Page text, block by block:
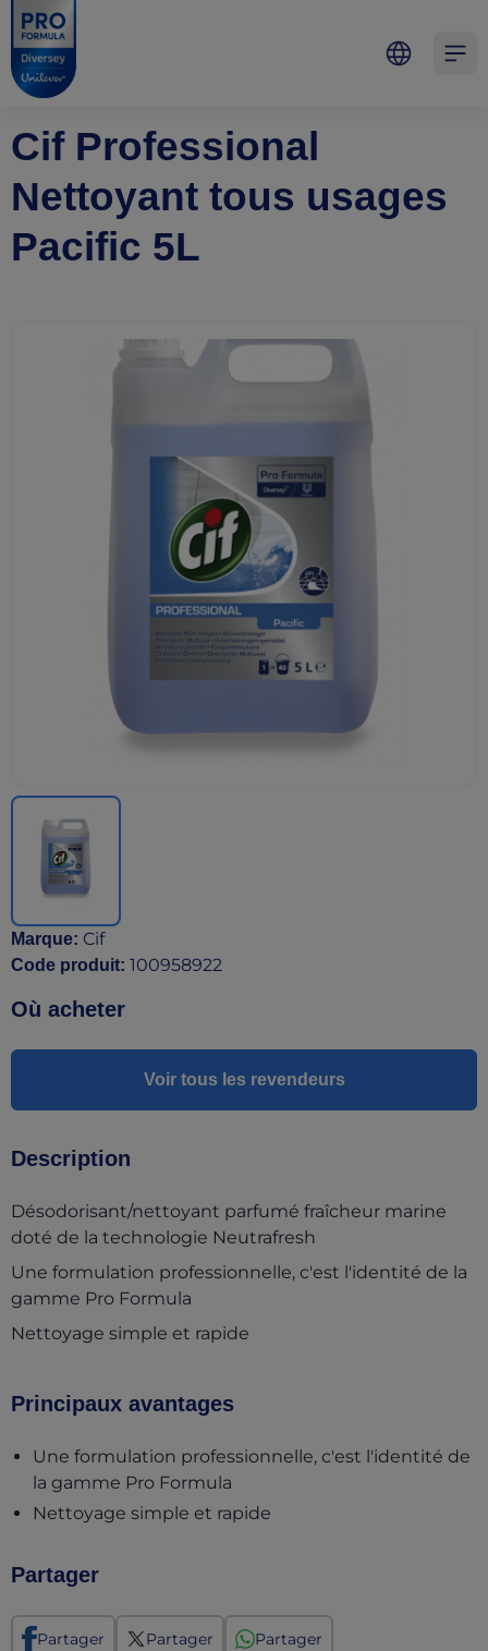
Skip to main content
Skip to navigation
Skip to footer
Pro Formula
Cif Professional
Nettoyant tous usages
Pacific 5L
Marque: Cif
Code produit: 100958922
Où acheter
Voir tous les revendeurs
Description
Désodorisant/nettoyant parfumé fraîcheur marine
doté de la technologie Neutrafresh
Une formulation professionnelle, c'est l'identité de la
gamme Pro Formula
Nettoyage simple et rapide
Principaux avantages
Une formulation professionnelle, c'est l'identité de
la gamme Pro Formula
Nettoyage simple et rapide
Partager
Partager Partager Partager